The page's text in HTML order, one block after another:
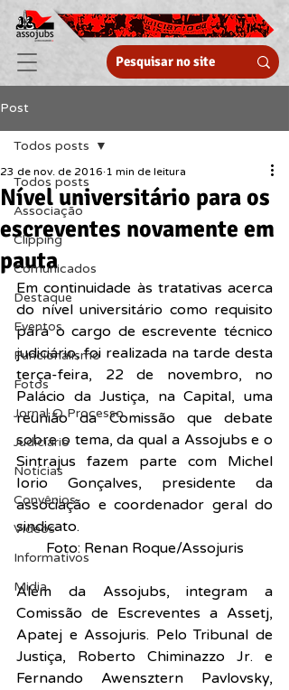
Post
Todos posts
Associação
Clipping
Comunicados
Destaque
Eventos
Funcionalismo
Fotos
Jornal O Processo
Judiciário
Notícias
Convênios
Vídeos
Informativos
Midia
Todos posts
Nível universitário para os
escreventes novamente em
pauta
23 de nov. de 2016 1 min de leitura
Em continuidade às tratativas acerca
do nível universitário como requisito
para o cargo de escrevente técnico
judiciário, foi realizada na tarde desta
terça-feira, 22 de novembro, no
Palácio da Justiça, na Capital, uma
reunião da Comissão que debate
sobre o tema, da qual a Assojubs e o
Sintrajus fazem parte com Michel
Iorio Gonçalves, presidente da
associação e coordenador geral do
sindicato.
Foto: Renan Roque/Assojuris
Além da Assojubs, integram a
Comissão de Escreventes a Assetj,
Apatej e Assojuris. Pelo Tribunal de
Justiça, Roberto Chiminazzo Jr. e
Fernando Awensztern Pavlovsky,